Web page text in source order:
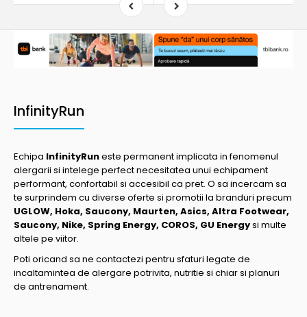
InfinityRun
Echipa InfinityRuneste permanent implicata in fenomenul
alergarii si intelege perfect necesitatea unui echipament
performant, confortabil si accesibil ca pret. O sa incercam sa
te surprindem cu diverse oferte si promotii la branduri precum
UGLOW, Hoka, Saucony, Maurten, Asics, Altra Footwear,
Saucony, Nike, Spring Energy, COROS, GU Energysi multe
altele pe viitor.
Poti oricand sa ne contactezi pentru sfaturi legate de
incaltamintea de alergare potrivita, nutritie si chiar si planuri
de antrenament.